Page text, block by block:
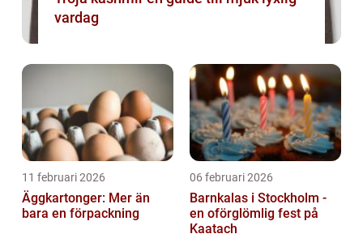
vardag
11 februari 2026
Äggkartonger: Mer än
bara en förpackning
06 februari 2026
Barnkalas i Stockholm -
en oförglömlig fest på
Kaatach